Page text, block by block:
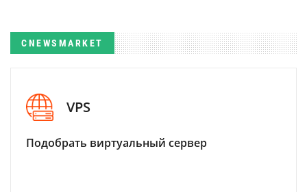
CNEWSMARKET
VPS
Подобрать виртуальный сервер